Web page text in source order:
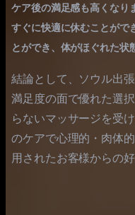
ケア後の満足感も高くなり
すぐに快適に休むことがで
とができ、体がほぐれた状
結論として、ソウル出
満足度の面で優れた選
らないマッサージを受
のケアで心理的・肉体
用されたお客様からの